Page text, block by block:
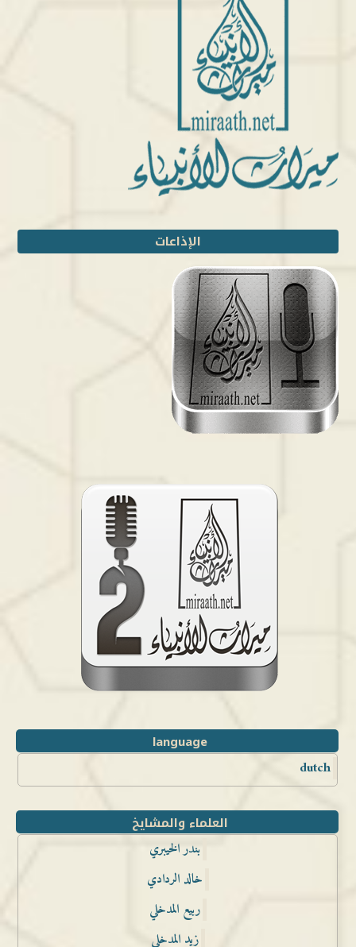
الإذاعات
language
dutch
العلماء والمشايخ
بندر الخيبري
خالد الردادي
ربيع المدخلي
زيد المدخلي